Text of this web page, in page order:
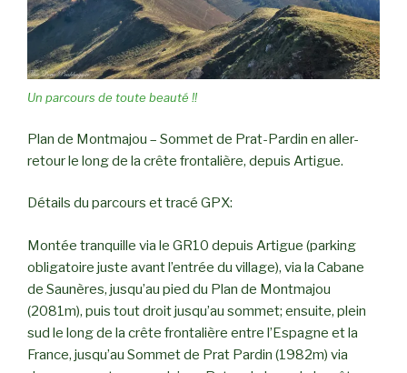
Un parcours de toute beauté !!
Plan de Montmajou – Sommet de Prat-Pardin en aller-
retour le long de la crête frontalière, depuis Artigue.
Détails du parcours et tracé GPX:
Montée tranquille via le GR10 depuis Artigue (parking
obligatoire juste avant l’entrée du village), via la Cabane
de Saunères, jusqu’au pied du Plan de Montmajou
(2081m), puis tout droit jusqu’au sommet; ensuite, plein
sud le long de la crête frontalière entre l’Espagne et la
France, jusqu’au Sommet de Prat Pardin (1982m) via